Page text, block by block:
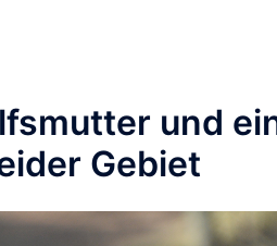
und
Gebiet